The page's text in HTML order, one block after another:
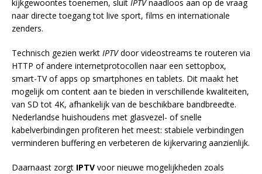
kijkgewoontes toenemen, sluit IPTVnaadloos aan op de vraag
naar directe toegang tot live sport, films en internationale
zenders.
Technisch gezien werkt IPTVdoor videostreams te routeren via
HTTP of andere internetprotocollen naar een settopbox,
smart-TV of apps op smartphones en tablets. Dit maakt het
mogelijk om content aan te bieden in verschillende kwaliteiten,
van SD tot 4K, afhankelijk van de beschikbare bandbreedte.
Nederlandse huishoudens met glasvezel- of snelle
kabelverbindingen profiteren het meest: stabiele verbindingen
verminderen buffering en verbeteren de kijkervaring aanzienlijk.
Daarnaast zorgt IPTV voor nieuwe mogelijkheden zoals